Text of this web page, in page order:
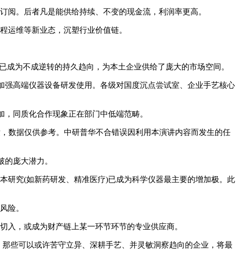
。后者凡是能供给持续、不变的现金流，利润率更高。
维等新业态，沉塑行业价值链。
为不成逆转的持久趋向，为本土企业供给了庞大的市场空间。
高端仪器设备研发使用。各级对国度沉点尝试室、企业手艺核心
同质化合作现象正在部门中低端范畴。
据仅供参考。中研普华不合错误因利用本演讲内容而发生的任
庞大潜力。
究(如新药研发、精准医疗)已成为科学仪器最主要的增加极。此
险。
，或成为财产链上某一环节环节的专业供应商。
些可以或许苦守立异、深耕手艺、并灵敏洞察趋向的企业，将最